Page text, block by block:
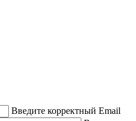
Введите корректный Email